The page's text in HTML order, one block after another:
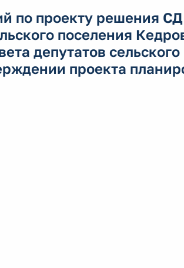
по проекту решения
поселения
депутатов сельского
проекта